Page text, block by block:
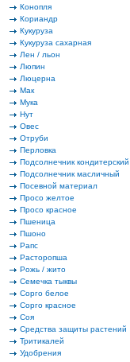
Конопля
Кориандр
Кукуруза
Кукуруза сахарная
Лен / льон
Люпин
Люцерна
Мак
Мука
Нут
Овес
Отруби
Перловка
Подсолнечник кондитерский
Подсолнечник масличный
Посевной материал
Просо желтое
Просо красное
Пшеница
Пшоно
Рапс
Расторопша
Рожь / жито
Семечка тыквы
Сорго белое
Сорго красное
Соя
Средства защиты растений
Тритикалей
Удобрения